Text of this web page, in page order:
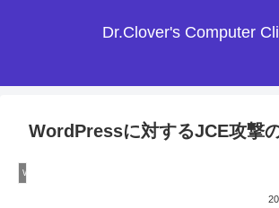
Dr.Clover's Computer
WordPressに対するJCE攻撃
WordPress本体